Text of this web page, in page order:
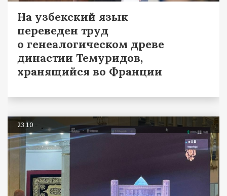
На узбекский язык
переведен труд
о генеалогическом древе
династии Темуридов,
хранящийся во Франции
23.10